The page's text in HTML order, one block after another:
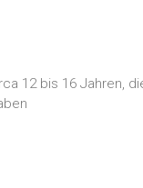
12 bis 16 Jahren,